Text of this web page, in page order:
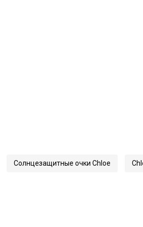
Солнцезащитные очки Chloe